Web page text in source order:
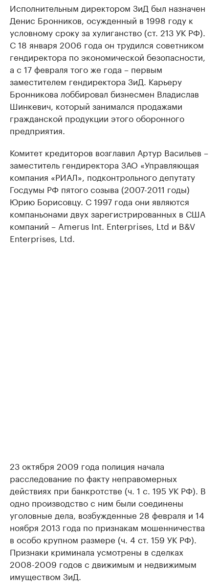
Исполнительным директором ЗиД был назначен
Денис Бронников, осужденный в 1998 году к
условному сроку за хулиганство (ст. 213 УК РФ).
С 18 января 2006 года он трудился советником
гендиректора по экономической безопасности,
а с 17 февраля того же года – первым
заместителем гендиректора ЗиД. Карьеру
Бронникова лоббировал бизнесмен Владислав
Шинкевич, который занимался продажами
гражданской продукции этого оборонного
предприятия.
Комитет кредиторов возглавил Артур Васильев –
заместитель гендиректора ЗАО «Управляющая
компания «РИАЛ», подконтрольного депутату
Госдумы РФ пятого созыва (2007-2011 годы)
Юрию Борисовцу. С 1997 года они являются
компаньонами двух зарегистрированных в США
компаний – Amerus Int. Enterprises, Ltd и B&V
Enterprises, Ltd.
23 октября 2009 года полиция начала
расследование по факту неправомерных
действиях при банкротстве (ч. 1 с. 195 УК РФ). В
одно производство с ним были соединены
уголовные дела, возбужденные 28 февраля и 14
ноября 2013 года по признакам мошенничества
в особо крупном размере (ч. 4 ст. 159 УК РФ).
Признаки криминала усмотрены в сделках
2008-2009 годов с движимым и недвижимым
имуществом ЗиД.